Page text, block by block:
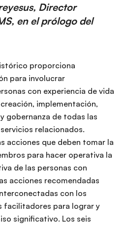
Director
en el prólogo del
proporciona
para involucrar
con experiencia de vida
implementación,
gobernanza de todas las
relacionados.
acciones que deben tomar la
para hacer operativa la
de las personas con
acciones recomendadas
con los
facilitadores para lograr y
significativo. Los seis